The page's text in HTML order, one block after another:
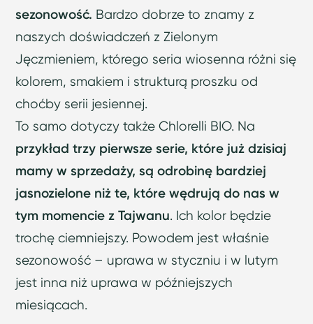
sezonowość. Bardzo dobrze to znamy z
naszych doświadczeń z Zielonym
Jęczmieniem, którego seria wiosenna różni się
kolorem, smakiem i strukturą proszku od
choćby serii jesiennej.
To samo dotyczy także Chlorelli BIO. Na
przykład trzy pierwsze serie, które już dzisiaj
mamy w sprzedaży, są odrobinę bardziej
jasnozielone niż te, które wędrują do nas w
tym momencie z Tajwanu. Ich kolor będzie
trochę ciemniejszy. Powodem jest właśnie
sezonowość – uprawa w styczniu i w lutym
jest inna niż uprawa w późniejszych
miesiącach.